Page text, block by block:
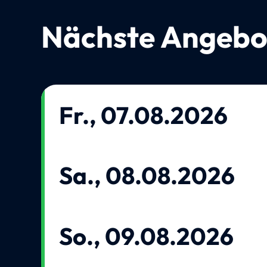
Nächste
Fr., 07.08.2026
Sa., 08.08.2026
So., 09.08.2026